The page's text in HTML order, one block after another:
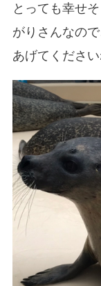
とっても幸せ
がりさんなの
あげてください